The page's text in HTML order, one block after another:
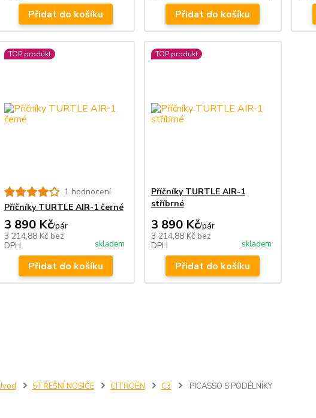
STŘEŠNÍ NOSIČE CITROËN C3 PICASSO S PODÉLNÍKY
Přidat do košíku Přidat do košíku
TOP produkt
1 hodnocení
Příčníky TURTLE AIR-1 černé
3 890 Kč/pár
3 214,88 Kč bez
DPH
skladem
Přidat do košíku
TOP produkt
Příčníky TURTLE AIR-1
stříbrné
3 890 Kč/pár
3 214,88 Kč bez
DPH
skladem
Přidat do košíku